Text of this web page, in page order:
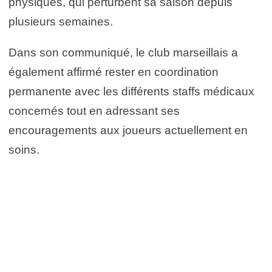
plusieurs semaines.
Dans son communiqué, le club marseillais a
également affirmé rester en coordination
permanente avec les différents staffs médicaux
concernés tout en adressant ses
encouragements aux joueurs actuellement en
soins.